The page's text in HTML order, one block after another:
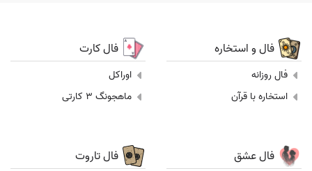
فال و استخاره
فال روزانه
استخاره با قرآن
فال کارت
اوراکل
ماهجونگ 3 کارتی
فال عشق فال تاروت